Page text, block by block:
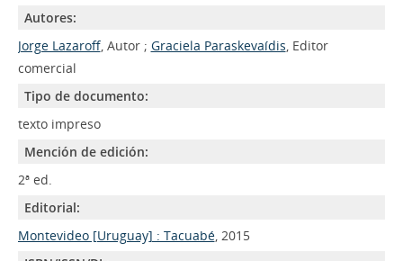
Autores:
Jorge Lazaroff, Autor ; Graciela Paraskevaídis, Editor
comercial
Tipo de documento:
texto impreso
Mención de edición:
2ª ed.
Editorial:
Montevideo [Uruguay] : Tacuabé, 2015